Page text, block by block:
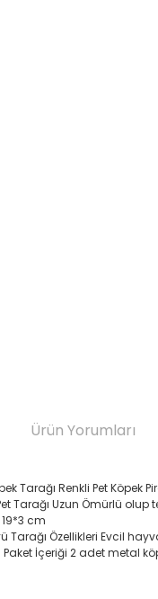
Ürün Yorumları
Tarağı Renkli Pet Köpek
Tarağı Uzun Ömürlü
cm
Tarağı Özellikleri Evcil
İçeriği 2 adet metal